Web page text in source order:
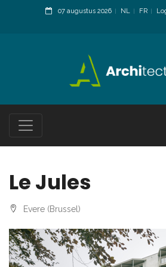
07 augustus 2026 NL FR
Le Jules
Evere (Brussel)